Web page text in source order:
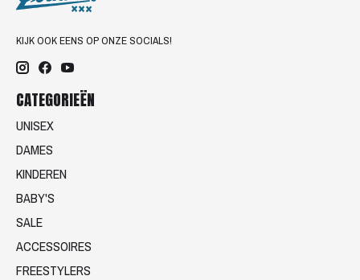
KIJK OOK EENS OP ONZE SOCIALS!
CATEGORIEËN
UNISEX
DAMES
KINDEREN
BABY'S
SALE
ACCESSOIRES
FREESTYLERS